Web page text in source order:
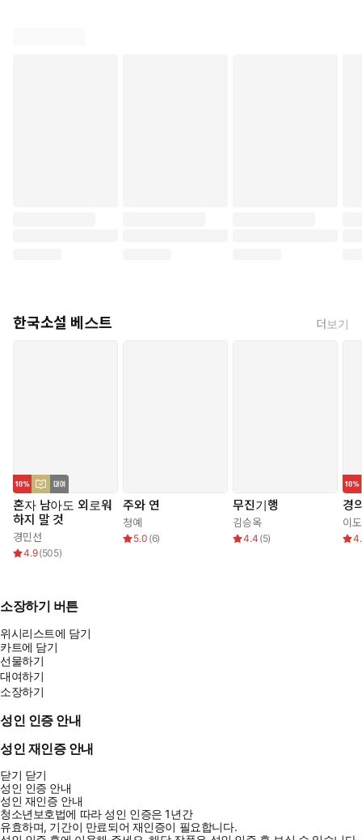
한국소설 베스트 더보기
혼자 남아도 외로워
하지 말 것
경민선
4.9(505)
주와 연
청예
5.0 (6)
무진기행
김승옥
4.4 (5)
경
이
소장하기 버튼
위시리스트에 담기
카트에 담기
선물하기
대여하기
소장하기
성인 인증 안내
성인 재인증 안내
닫기 닫기
성인 인증 안내
성인 재인증 안내
청소년보호법에 따라 성인 인증은 1년간
유효하며, 기간이 만료되어 재인증이 필요합니다.